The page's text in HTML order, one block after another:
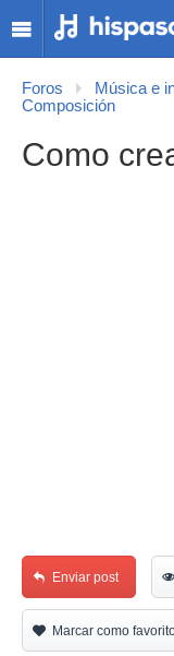
Foros Música e
Composición
Como
Enviar post
Marcar como